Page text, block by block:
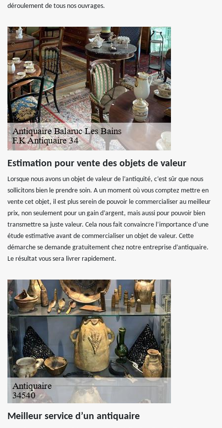
déroulement de tous nos ouvrages.
Estimation pour vente des objets de valeur
Lorsque nous avons un objet de valeur de l’antiquité, c’est sûr que nous
sollicitons bien le prendre soin. A un moment où vous comptez mettre en
vente cet objet, il est plus serein de pouvoir le commercialiser au meilleur
prix, non seulement pour un gain d’argent, mais aussi pour pouvoir bien
transmettre sa juste valeur. Cela nous fait convaincre l’importance d’une
étude estimative avant de commercialiser un objet de valeur. Cette
démarche se demande gratuitement chez notre entreprise d’antiquaire.
Le résultat vous sera livrer rapidement.
Meilleur service d’un antiquaire